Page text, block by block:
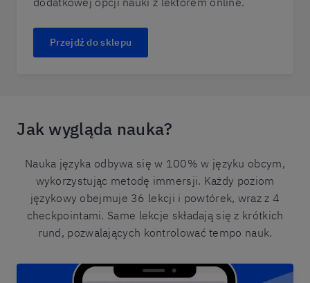
Przejdź do sklepu
Jak wygląda nauka?
Nauka języka odbywa się w 100% w języku obcym,
wykorzystując metodę immersji. Każdy poziom
językowy obejmuje 36 lekcji i powtórek, wraz z 4
checkpointami. Same lekcje składają się z krótkich
rund, pozwalających kontrolować tempo nauk.